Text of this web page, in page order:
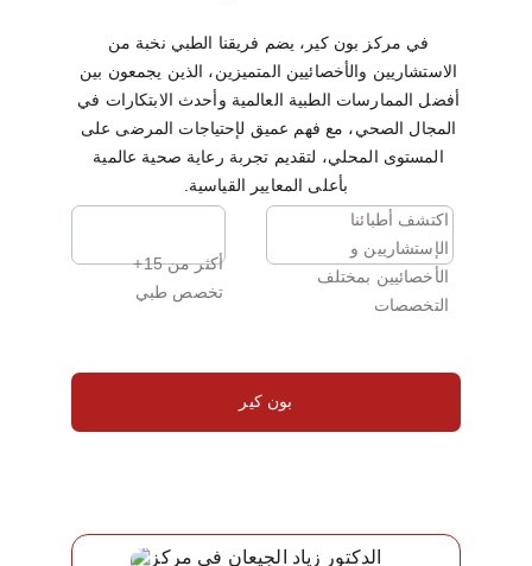
في مركز بون كير، يضم فريقنا الطبي نخبة من
الاستشاريين والأخصائيين المتميزين، الذين يجمعون بين
أفضل الممارسات الطبية العالمية وأحدث الابتكارات في
المجال الصحي، مع فهم عميق لإحتياجات المرضى على
المستوى المحلي، لتقديم تجربة رعاية صحية عالمية
بأعلى المعايير القياسية.
اكتشف أطبائنا
الإستشاريين و
الأخصائيين بمختلف
التخصصات
أكثر من 15+
تخصص طبي
بون كير